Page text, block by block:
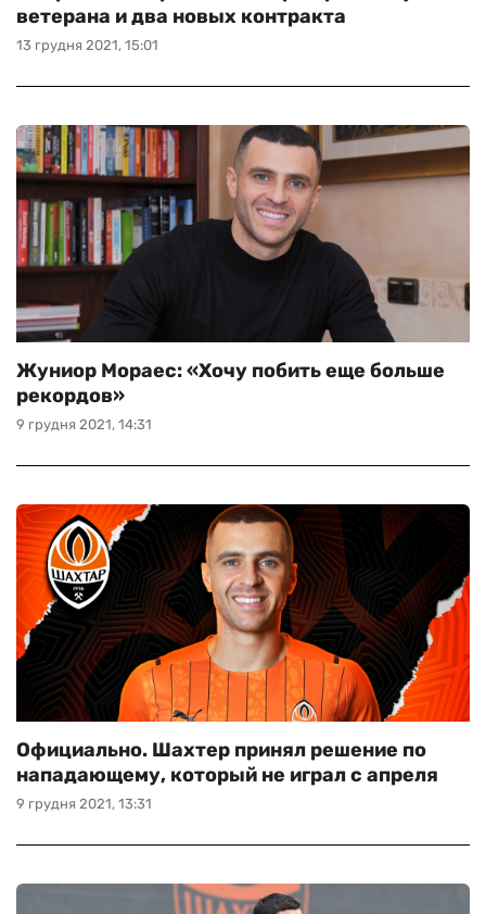
13 грудня 2021, 15:01
ветерана и два новых контракта
9 грудня 2021, 14:31
Жуниор Мораес: «Хочу побить еще больше
рекордов»
9 грудня 2021, 13:31
Официально. Шахтер принял решение по
нападающему, который не играл с апреля